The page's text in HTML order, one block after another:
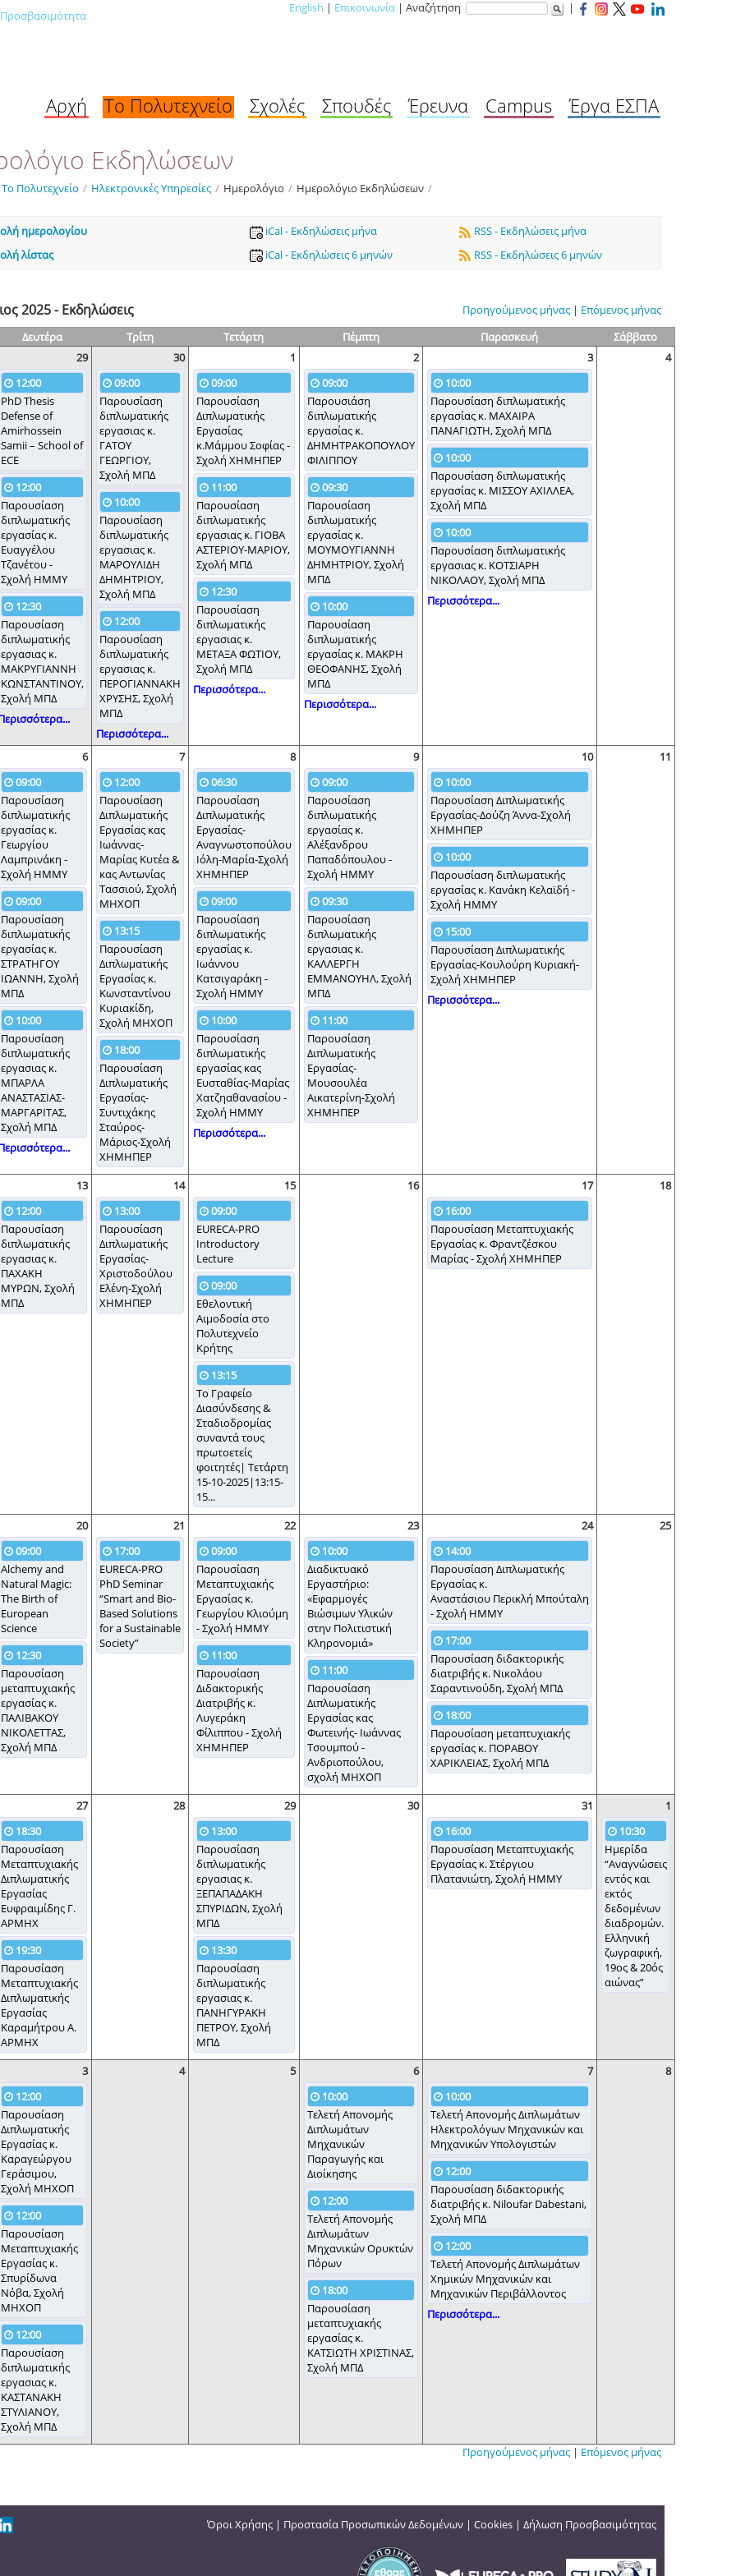
Προσβασιμότητα
English | Επικοινωνία | Αναζήτηση |
Αρχή Το Πολυτεχνείο Σχολές Σπουδές Έρευνα Campus Έργα ΕΣΠΑ
Εκδηλώσεων
Το Πολυτεχνείο / Ηλεκτρονικές Υπηρεσίες / Ημερολόγιο / Ημερολόγιο Εκδηλώσεων /
ημερολογίου
λίστας
iCal - Εκδηλώσεις μήνα
iCal - Εκδηλώσεις 6 μηνών
RSS - Εκδηλώσεις μήνα
RSS - Εκδηλώσεις 6 μηνών
2025 - Εκδηλώσεις Προηγούμενος μήνας| Επόμενος μήνας
Δευτέρα
Τρίτη Τετάρτη Πέμπτη Παρασκευή
Σάββατο
29
30 1 2 3
4
12:00
PhD Thesis
Defense of
Amirhossein
Samii – School of
ECE
12:00
Παρουσίαση
διπλωματικής
εργασίας κ.
Ευαγγέλου
Τζανέτου -
Σχολή ΗΜΜΥ
12:30
Παρουσίαση
διπλωματικής
εργασιας κ.
ΜΑΚΡΥΓΙΑΝΝΗ
ΚΩΝΣΤΑΝΤΙΝΟΥ,
Σχολή ΜΠΔ
09:00
Παρουσίαση
διπλωματικής
εργασιας κ.
ΓΑΤΟΥ
ΓΕΩΡΓΙΟΥ,
Σχολή ΜΠΔ
10:00
Παρουσίαση
διπλωματικής
εργασιας κ.
ΜΑΡΟΥΛΙΔΗ
ΔΗΜΗΤΡΙΟΥ,
Σχολή ΜΠΔ
12:00
Παρουσίαση
διπλωματικής
εργασιας κ.
ΠΕΡΟΓΙΑΝΝΑΚΗ
ΧΡΥΣΗΣ, Σχολή
ΜΠΔ
Περισσότερα...
09:00
Παρουσίαση
Διπλωματικής
Εργασίας
κ.Μάμμου Σοφίας -
Σχολή ΧΗΜΗΠΕΡ
11:00
Παρουσίαση
διπλωματικής
εργασιας κ. ΓΙΟΒΑ
ΑΣΤΕΡΙΟΥ-ΜΑΡΙΟΥ,
Σχολή ΜΠΔ
12:30
Παρουσίαση
διπλωματικής
εργασιας κ.
ΜΕΤΑΞΑ ΦΩΤΙΟΥ,
Σχολή ΜΠΔ
Περισσότερα...
09:00
Παρουσιάση
διπλωματικής
εργασίας κ.
ΔΗΜΗΤΡΑΚΟΠΟΥΛΟΥ
ΦΙΛΙΠΠΟΥ
09:30
Παρουσίαση
διπλωματικής
εργασίας κ.
ΜΟΥΜΟΥΓΙΑΝΝΗ
ΔΗΜΗΤΡΙΟΥ, Σχολή
ΜΠΔ
10:00
Παρουσίαση
διπλωματικής
εργασίας κ. ΜΑΚΡΗ
ΘΕΟΦΑΝΗΣ, Σχολή
ΜΠΔ
Περισσότερα...
10:00
Παρουσίαση διπλωματικής
εργασίας κ. ΜΑΧΑΙΡΑ
ΠΑΝΑΓΙΩΤΗ, Σχολή ΜΠΔ
10:00
Παρουσίαση διπλωματικής
εργασίας κ. ΜΙΣΣΟΥ ΑΧΙΛΛΕΑ,
Σχολή ΜΠΔ
10:00
Παρουσίαση διπλωματικής
εργασιας κ. ΚΟΤΣΙΑΡΗ
ΝΙΚΟΛΑΟΥ, Σχολή ΜΠΔ
Περισσότερα...
6 7 8 9 10
11
09:00
Παρουσίαση
διπλωματικής
εργασίας κ.
Γεωργίου
Λαμπρινάκη -
Σχολή ΗΜΜΥ
09:00
Παρουσίαση
διπλωματικής
εργασίας κ.
ΣΤΡΑΤΗΓΟΥ
ΙΩΑΝΝΗ, Σχολή
ΜΠΔ
10:00
Παρουσίαση
διπλωματικής
εργασιας κ.
ΜΠΑΡΛΑ
ΑΝΑΣΤΑΣΙΑΣ-
ΜΑΡΓΑΡΙΤΑΣ,
Σχολή ΜΠΔ
12:00
Παρουσίαση
Διπλωματικής
Εργασίας κας
Ιωάννας-
Μαρίας Κυτέα &
κας Αντωνίας
Τασσιού, Σχολή
ΜΗΧΟΠ
13:15
Παρουσίαση
Διπλωματικής
Εργασίας κ.
Κωνσταντίνου
Κυριακίδη,
Σχολή ΜΗΧΟΠ
18:00
Παρουσίαση
Διπλωματικής
Εργασίας-
Συντιχάκης
Σταύρος-
Μάριος-Σχολή
ΧΗΜΗΠΕΡ
06:30
Παρουσίαση
Διπλωματικής
Εργασίας-
Αναγνωστοπούλου
Ιόλη-Μαρία-Σχολή
ΧΗΜΗΠΕΡ
09:00
Παρουσίαση
διπλωματικής
εργασίας κ.
Ιωάννου
Κατσιγαράκη -
Σχολή ΗΜΜΥ
10:00
Παρουσίαση
διπλωματικής
εργασίας κας
Ευσταθίας-Μαρίας
Χατζηαθανασίου -
Σχολή ΗΜΜΥ
Περισσότερα...
09:00
Παρουσίαση
διπλωματικής
εργασίας κ.
Αλέξανδρου
Παπαδόπουλου -
Σχολή ΗΜΜΥ
09:30
Παρουσίαση
διπλωματικής
εργασιας κ.
ΚΑΛΛΕΡΓΗ
ΕΜΜΑΝΟΥΗΛ, Σχολή
ΜΠΔ
11:00
Παρουσίαση
Διπλωματικής
Εργασίας-
Μουσουλέα
Αικατερίνη-Σχολή
ΧΗΜΗΠΕΡ
10:00
Παρουσίαση Διπλωματικής
Εργασίας-Δούζη Άννα-Σχολή
ΧΗΜΗΠΕΡ
10:00
Παρουσίαση διπλωματικής
εργασίας κ. Κανάκη Κελαϊδή -
Σχολή ΗΜΜΥ
15:00
Παρουσίαση Διπλωματικής
Εργασίας-Κουλούρη Κυριακή-
Σχολή ΧΗΜΗΠΕΡ
Περισσότερα...
13 14 15 16 17
18
12:00
Παρουσίαση
διπλωματικής
εργασιας κ.
ΠΑΧΑΚΗ
ΜΥΡΩΝ, Σχολή
ΜΠΔ
13:00
Παρουσίαση
Διπλωματικής
Εργασίας-
Χριστοδούλου
Ελένη-Σχολή
ΧΗΜΗΠΕΡ
09:00
EURECA-PRO
Introductory
Lecture
09:00
Εθελοντική
Αιμοδοσία στο
Πολυτεχνείο
Κρήτης
13:15
Το Γραφείο
Διασύνδεσης &
Σταδιοδρομίας
συναντά τους
πρωτοετείς
φοιτητές| Τετάρτη
15-10-2025|13:15-
15...
16:00
Παρουσίαση Μεταπτυχιακής
Εργασίας κ. Φραντζέσκου
Μαρίας - Σχολή ΧΗΜΗΠΕΡ
20 21 22 23 24
25
09:00
Alchemy and
Natural Magic:
The Birth of
European
Science
12:30
Παρουσίαση
μεταπτυχιακής
εργασίας κ.
ΠΑΛΙΒΑΚΟΥ
ΝΙΚΟΛΕΤΤΑΣ,
Σχολή ΜΠΔ
17:00
EURECA-PRO
PhD Seminar
“Smart and Bio-
Based Solutions
for a Sustainable
Society”
09:00
Παρουσίαση
Μεταπτυχιακής
Εργασίας κ.
Γεωργίου Κλιούμη
- Σχολή ΗΜΜΥ
11:00
Παρουσίαση
Διδακτορικής
Διατριβής κ.
Λυγεράκη
Φίλιππου - Σχολή
ΧΗΜΗΠΕΡ
10:00
Διαδικτυακό
Εργαστήριο:
«Εφαρμογές
Βιώσιμων Υλικών
στην Πολιτιστική
Κληρονομιά»
11:00
Παρουσίαση
Διπλωματικής
Εργασίας κας
Φωτεινής- Ιωάννας
Τσουμπού -
Ανδριοπούλου,
σχολή ΜΗΧΟΠ
14:00
Παρουσίαση Διπλωματικής
Εργασίας κ.
Αναστάσιου Περικλή Μπούταλη
- Σχολή ΗΜΜΥ
17:00
Παρουσίαση διδακτορικής
διατριβής κ. Νικολάου
Σαραντινούδη, Σχολή ΜΠΔ
18:00
Παρουσίαση μεταπτυχιακής
εργασίας κ. ΠΟΡΑΒΟΥ
ΧΑΡΙΚΛΕΙΑΣ, Σχολή ΜΠΔ
27 28 29 30 31
1
18:30
Παρουσίαση
Μεταπτυχιακής
Διπλωματικής
Εργασίας
Ευφραιμίδης Γ.
ΑΡΜΗΧ
19:30
Παρουσίαση
Μεταπτυχιακής
Διπλωματικής
Εργασίας
Καραμήτρου Α.
ΑΡΜΗΧ
13:00
Παρουσίαση
διπλωματικής
εργασιας κ.
ΞΕΠΑΠΑΔΑΚΗ
ΣΠΥΡΙΔΩΝ, Σχολή
ΜΠΔ
13:30
Παρουσίαση
διπλωματικής
εργασιας κ.
ΠΑΝΗΓΥΡΑΚΗ
ΠΕΤΡΟΥ, Σχολή
ΜΠΔ
16:00
Παρουσίαση Μεταπτυχιακής
Εργασίας κ. Στέργιου
Πλατανιώτη, Σχολή ΗΜΜΥ
10:30
Ημερίδα
“Αναγνώσεις
εντός και
εκτός
δεδομένων
διαδρομών.
Ελληνική
ζωγραφική,
19ος & 20ός
αιώνας”
3 4 5 6 7
8
12:00
Παρουσίαση
Διπλωματικής
Εργασίας κ.
Καραγεώργου
Γεράσιμου,
Σχολή ΜΗΧΟΠ
12:00
Παρουσίαση
Μεταπτυχιακής
Εργασίας κ.
Σπυρίδωνα
Νόβα, Σχολή
ΜΗΧΟΠ
12:00
Παρουσίαση
διπλωματικής
εργασιας κ.
ΚΑΣΤΑΝΑΚΗ
ΣΤΥΛΙΑΝΟΥ,
Σχολή ΜΠΔ
10:00
Τελετή Απονομής
Διπλωμάτων
Μηχανικών
Παραγωγής και
Διοίκησης
12:00
Τελετή Απονομής
Διπλωμάτων
Μηχανικών Ορυκτών
Πόρων
18:00
Παρουσίαση
μεταπτυχιακής
εργασίας κ.
ΚΑΤΣΙΩΤΗ ΧΡΙΣΤΙΝΑΣ,
Σχολή ΜΠΔ
10:00
Τελετή Απονομής Διπλωμάτων
Ηλεκτρολόγων Μηχανικών και
Μηχανικών Υπολογιστών
12:00
Παρουσίαση διδακτορικής
διατριβής κ. Niloufar Dabestani,
Σχολή ΜΠΔ
12:00
Τελετή Απονομής Διπλωμάτων
Χημικών Μηχανικών και
Μηχανικών Περιβάλλοντος
Περισσότερα...
Προηγούμενος μήνας| Επόμενος μήνας
Όροι Χρήσης | Προστασία Προσωπικών Δεδομένων | Cookies | Δήλωση Προσβασιμότητας